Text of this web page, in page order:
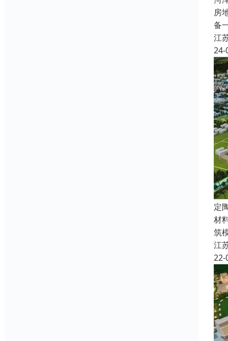
房
备
江
24-
定
材
筑
江
22-